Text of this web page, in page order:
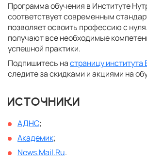
Программа обучения в Институте
соответствует современным
позволяет освоить профессию с
получают все необходимые
успешной практики.
Подпишитесь настраницу института
следите за скидками и акциями на
ИСТОЧНИКИ
АДНС;
Академик;
News.Mail.Ru.